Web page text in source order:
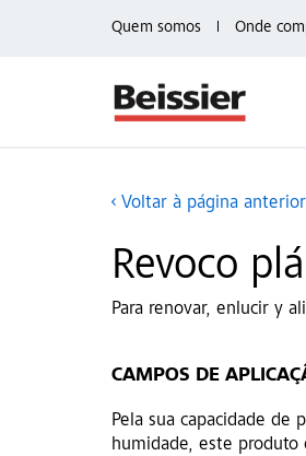
Quem somos Onde
Voltar à página anterior
Revoco
Para renovar, enlucir y
CAMPOS DE
Pela sua capacidade de
humidade, este produto